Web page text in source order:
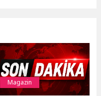
Magazin